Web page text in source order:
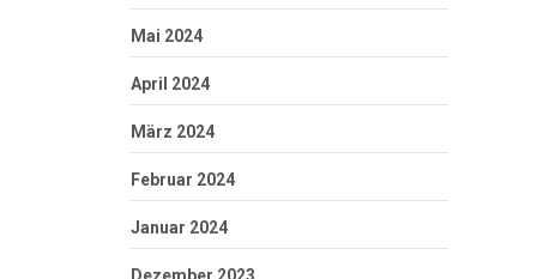
Mai 2024
April 2024
März 2024
Februar 2024
Januar 2024